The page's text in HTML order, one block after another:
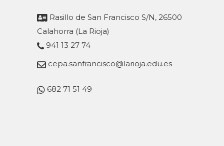
Rasillo de San Francisco S/N, 26500
Calahorra (La Rioja)
941 13 27 74
cepa.sanfrancisco@larioja.edu.es
682 71 51 49